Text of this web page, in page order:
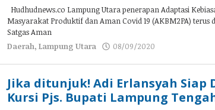
Hudhudnews.co Lampung Utara penerapan Adaptasi
Masyarakat Produktif dan Aman Covid 19 (AKBM2PA)
Satgas Aman
Daerah,Lampung Utara 08/09/2020
Jika ditunjuk! Adi Erlansyah Siap
Kursi Pjs. Bupati Lampung